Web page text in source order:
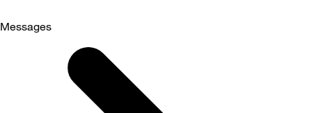
Messages